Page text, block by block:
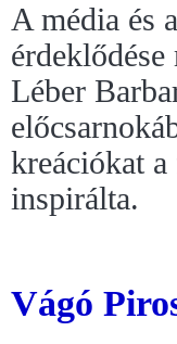
A média és
Léber
kreációkat
inspirálta.
Vágó